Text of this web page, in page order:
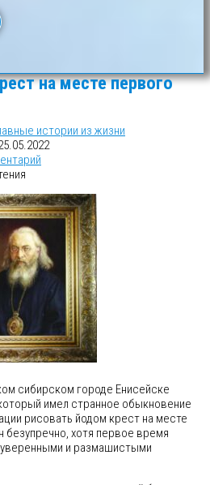
на месте первого
истории из жизни
сибирском городе Енисейске
имел странное обыкновение
рисовать йодом крест на месте
безупречно, хотя первое время
и размашистыми